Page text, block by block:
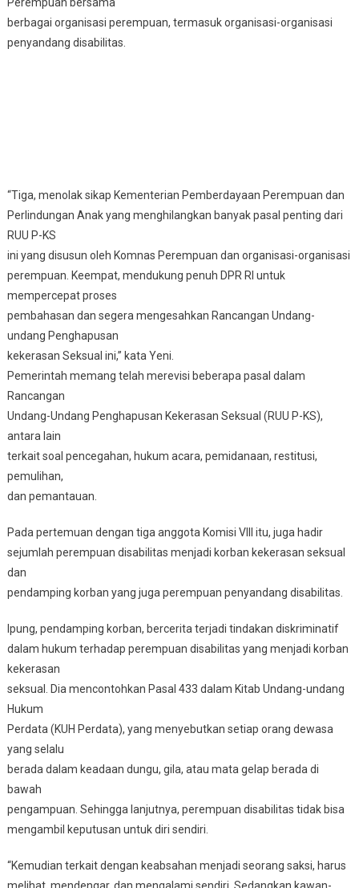
berbagai organisasi perempuan, termasuk organisasi-organisasi
penyandang disabilitas.
“Tiga, menolak sikap Kementerian Pemberdayaan Perempuan dan
Perlindungan Anak yang menghilangkan banyak pasal penting dari
RUU P-KS
ini yang disusun oleh Komnas Perempuan dan organisasi-organisasi
perempuan. Keempat, mendukung penuh DPR RI untuk
mempercepat proses
pembahasan dan segera mengesahkan Rancangan Undang-
undang Penghapusan
kekerasan Seksual ini,” kata Yeni.
Pemerintah memang telah merevisi beberapa pasal dalam
Rancangan
Undang-Undang Penghapusan Kekerasan Seksual (RUU P-KS),
antara lain
terkait soal pencegahan, hukum acara, pemidanaan, restitusi,
pemulihan,
dan pemantauan.
Pada pertemuan dengan tiga anggota Komisi VIII itu, juga hadir
sejumlah perempuan disabilitas menjadi korban kekerasan seksual
dan
pendamping korban yang juga perempuan penyandang disabilitas.
Ipung, pendamping korban, bercerita terjadi tindakan diskriminatif
dalam hukum terhadap perempuan disabilitas yang menjadi korban
kekerasan
seksual. Dia mencontohkan Pasal 433 dalam Kitab Undang-undang
Hukum
Perdata (KUH Perdata), yang menyebutkan setiap orang dewasa
yang selalu
berada dalam keadaan dungu, gila, atau mata gelap berada di
bawah
pengampuan. Sehingga lanjutnya, perempuan disabilitas tidak bisa
mengambil keputusan untuk diri sendiri.
“Kemudian terkait dengan keabsahan menjadi seorang saksi, harus